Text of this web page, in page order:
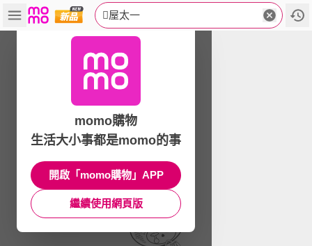
屋太一
momo購物
生活大小事都是momo的事
開啟「momo購物」APP
繼續使用網頁版